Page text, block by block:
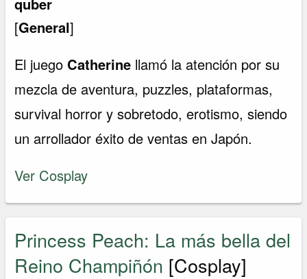
[General]
El juego Catherine llamó la atención por su
mezcla de aventura, puzzles, plataformas,
survival horror y sobretodo, erotismo, siendo
un arrollador éxito de ventas en Japón.
Ver Cosplay
Princess Peach: La más bella del
Reino Champiñón [Cosplay]